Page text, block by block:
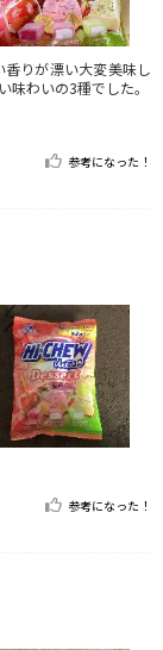
りが漂い大変美味し
わいの3種でした。
参考になった！
参考になった！